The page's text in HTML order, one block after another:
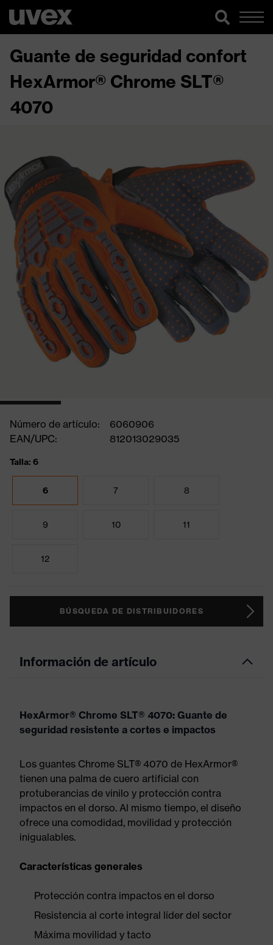
Guante de seguridad confort
HexArmor® Chrome SLT®
4070
Número de artículo:
6060906
EAN/UPC:
812013029035
Talla: 6
6 7 8
9 10 11
12
BÚSQUEDA DE DISTRIBUIDORES
Información de artículo
HexArmor® Chrome SLT® 4070: Guante de
seguridad resistente a cortes e impactos
Los guantes Chrome SLT® 4070 de HexArmor®
tienen una palma de cuero artificial con
protuberancias de vinilo y protección contra
impactos en el dorso. Al mismo tiempo, el diseño
ofrece una comodidad, movilidad y protección
inigualables.
Características generales
Protección contra impactos en el dorso
Resistencia al corte integral líder del sector
Máxima movilidad y tacto